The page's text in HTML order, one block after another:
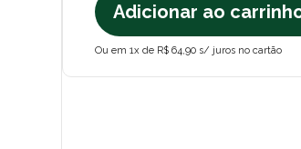
Adicionar ao
Ou em 1x de R$ 64,90 s/ juros no cartão